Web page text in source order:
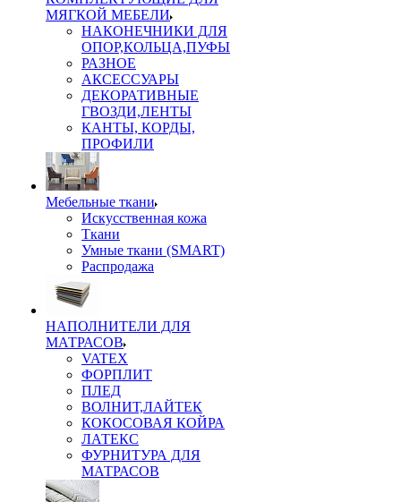
МЯГКОЙ МЕБЕЛИ
НАКОНЕЧНИКИ ДЛЯ
ОПОР,КОЛЬЦА,ПУФЫ
РАЗНОЕ
АКСЕССУАРЫ
ДЕКОРАТИВНЫЕ
ГВОЗДИ,ЛЕНТЫ
КАНТЫ, КОРДЫ,
ПРОФИЛИ
Мебельные ткани
Искусственная кожа
Ткани
Умные ткани (SMART)
Распродажа
НАПОЛНИТЕЛИ ДЛЯ
МАТРАСОВ
VATEX
ФОРПЛИТ
ПЛЕД
ВОЛНИТ,ЛАЙТЕК
КОКОСОВАЯ КОЙРА
ЛАТЕКС
ФУРНИТУРА ДЛЯ
МАТРАСОВ